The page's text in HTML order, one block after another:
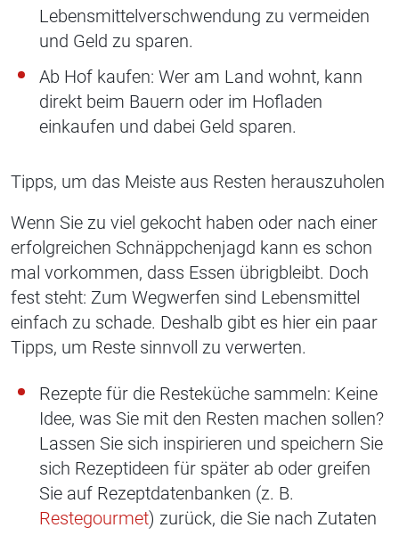
Lebensmittelverschwendung zu vermeiden
und Geld zu sparen.
Ab Hof kaufen: Wer am Land wohnt, kann
direkt beim Bauern oder im Hofladen
einkaufen und dabei Geld sparen.
Tipps, um das Meiste aus Resten herauszuholen
Wenn Sie zu viel gekocht haben oder nach einer
erfolgreichen Schnäppchenjagd kann es schon
mal vorkommen, dass Essen übrigbleibt. Doch
fest steht: Zum Wegwerfen sind Lebensmittel
einfach zu schade. Deshalb gibt es hier ein paar
Tipps, um Reste sinnvoll zu verwerten.
Rezepte für die Resteküche sammeln: Keine
Idee, was Sie mit den Resten machen sollen?
Lassen Sie sich inspirieren und speichern Sie
sich Rezeptideen für später ab oder greifen
Sie auf Rezeptdatenbanken (z. B.
Restegourmet) zurück, die Sie nach Zutaten